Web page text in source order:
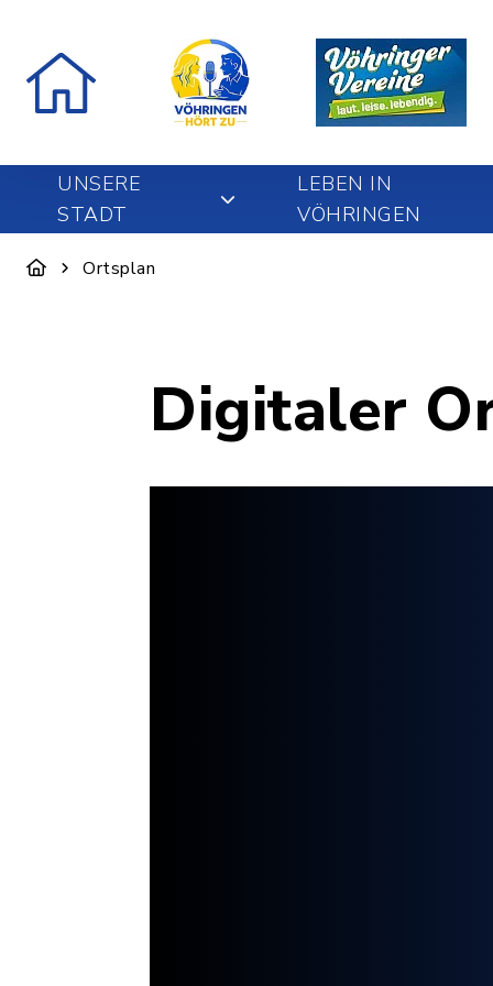
UNSERE
STADT
LEBEN IN
VÖHRINGEN
Ortsplan
Digitaler